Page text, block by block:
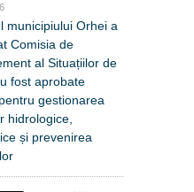
municipiului Orhei a
Comisia de
al Situațiilor de
fost aprobate
gestionarea
hidrologice,
și prevenirea